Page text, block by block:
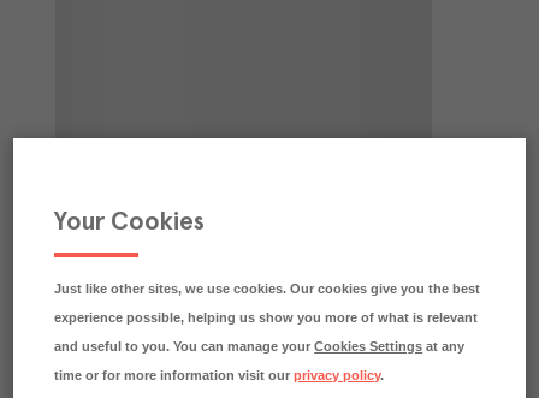
Your Cookies
Just like other sites, we use cookies. Our cookies give you the best
experience possible, helping us show you more of what is relevant
and useful to you. You can manage yourCookies Settings at any
time or for more information visit ourprivacy policy.